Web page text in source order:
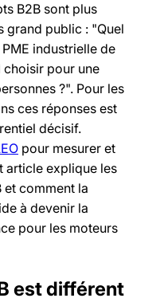
B2B sont plus
grand public : "Quel
industrielle de
choisir pour une
?". Pour les
ces réponses est
décisif.
pour mesurer et
article explique les
et comment la
à devenir la
pour les moteurs
est différent